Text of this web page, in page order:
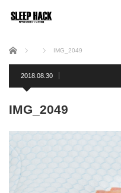
ホーム IMG_2049
2018.08.30
IMG_2049